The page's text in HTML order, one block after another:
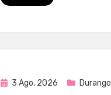
Publicada
3 Ago, 2026 Durango